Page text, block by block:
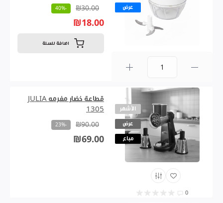
عرض ₪30.00
-40%
₪18.00
اضافة للسلة
الأشهر
عرض
مباع
0
قطاعة خضار مفرمه JULIA
1305
₪90.00
-23%
₪69.00